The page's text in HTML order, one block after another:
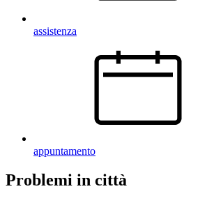
assistenza
appuntamento
Problemi in città